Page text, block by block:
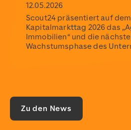
12.05.2026
Scout24 präsentiert auf dem
Kapitalmarkttag 2026 das
Immobilien“ und die nächste
Wachstumsphase des
Zu den News